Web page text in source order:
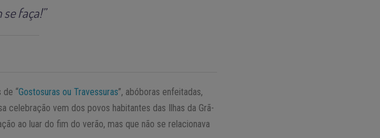
faça!”
de “Gostosuras ou Travessuras”, abóboras enfeitadas,
celebração vem dos povos habitantes das Ilhas da Grã-
ao luar do fim do verão, mas que não se relacionava